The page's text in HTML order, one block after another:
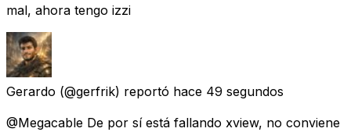
mal, ahora tengo izzi
Gerardo (@gerfrik) reportó hace 49 segundos
@Megacable De por sí está fallando xview, no conviene